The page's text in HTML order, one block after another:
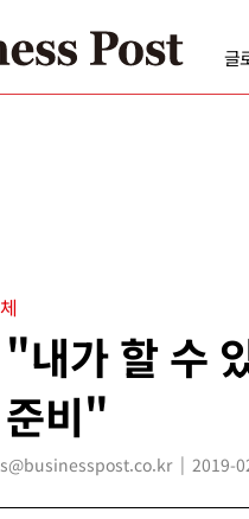
글
내가 할 수
비"
2019-